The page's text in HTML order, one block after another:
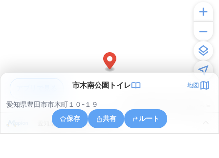
市木南公園トイレ 地図
愛知県豊田市市木町１０-１９
保存
共有 ルート
愛知県豊田市市木町３丁目７